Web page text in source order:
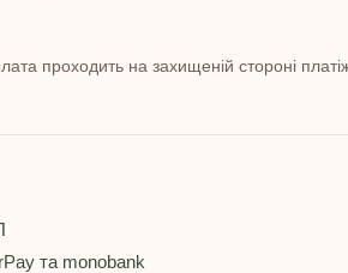
проходить на захищеній стороні
та monobank